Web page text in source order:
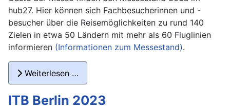
hub27. Hier können sich Fachbesucherinnen und -
besucher über die Reisemöglichkeiten zu rund 140
Zielen in etwa 50 Ländern mit mehr als 60 Fluglinien
informieren (Informationen zum Messestand).
Weiterlesen …
ITB Berlin 2023